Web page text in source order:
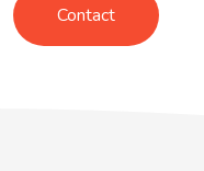
Contact